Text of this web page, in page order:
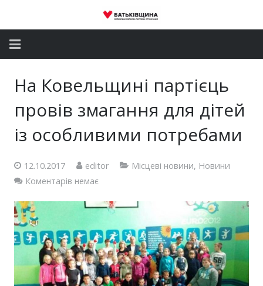
Партія
Громадські приймальні
Контакти
На Ковельщині партієць
провів змагання для дітей
із особливими потребами
12.10.2017 editor Місцеві новини, Новини
Коментарів немає